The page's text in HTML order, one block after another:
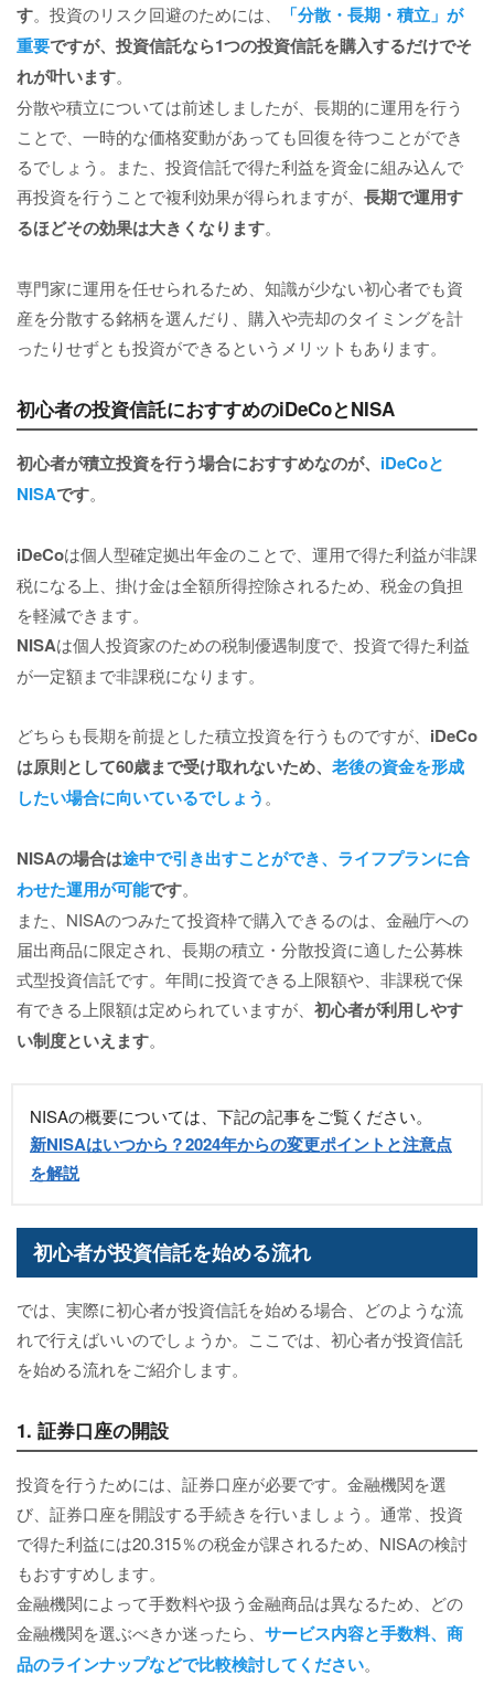
す。投資のリスク回避のためには、 「分散・長期・積立」 が
重要ですが、投資信託なら1つの投資信託を購入するだけでそ
れが叶います。
分散や積立については前述しましたが、長期的に運用を行う
ことで、一時的な価格変動があっても回復を待つことができ
るでしょう。また、投資信託で得た利益を資金に組み込んで
再投資を行うことで複利効果が得られますが、 長期で運用す
るほどその効果は大きくなります。
専門家に運用を任せられるため、知識が少ない初心者でも資
産を分散する銘柄を選んだり、購入や売却のタイミングを計
ったりせずとも投資ができるというメリットもあります。
初心者の投資信託におすすめのiDeCoとNISA
初心者が積立投資を行う場合におすすめなのが、 iDeCoと
NISAです。
iDeCoは個人型確定拠出年金のことで、運用で得た利益が非課
税になる上、掛け金は全額所得控除されるため、税金の負担
を軽減できます。
NISAは個人投資家のための税制優遇制度で、投資で得た利益
が一定額まで非課税になります。
どちらも長期を前提とした積立投資を行うものですが、 iDeCo
は原則として60歳まで受け取れないため、 老後の資金を形成
したい場合に向いているでしょう 。
NISAの場合は途中で引き出すことができ、ライフプランに合
わせた運用が可能です。
また、NISAのつみたて投資枠で購入できるのは、金融庁への
届出商品に限定され、長期の積立・分散投資に適した公募株
式型投資信託です。年間に投資できる上限額や、非課税で保
有できる上限額は定められていますが、 初心者が利用しやす
い制度といえます。
NISAの概要については、下記の記事をご覧ください。
新NISAはいつから？2024年からの変更ポイントと注意点
を解説
初心者が投資信託を始める流れ
では、実際に初心者が投資信託を始める場合、どのような流
れで行えばいいのでしょうか。ここでは、初心者が投資信託
を始める流れをご紹介します。
1. 証券口座の開設
投資を行うためには、証券口座が必要です。金融機関を選
び、証券口座を開設する手続きを行いましょう。通常、投資
で得た利益には20.315％の税金が課されるため、NISAの検討
もおすすめします。
金融機関によって手数料や扱う金融商品は異なるため、どの
金融機関を選ぶべきか迷ったら、 サービス内容と手数料、商
品のラインナップなどで比較検討してください。